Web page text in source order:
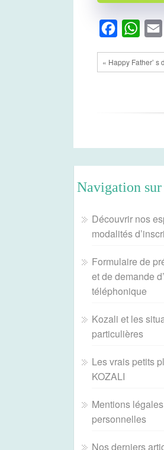
Facebook
« Happy Father’ s
Navigation
Découvrir nos
modalités
Formulaire de
et de demande
téléphonique
Kozali et les
particulières
Les vrais petits
KOZALI
Mentions
personnelles
Nos derniers